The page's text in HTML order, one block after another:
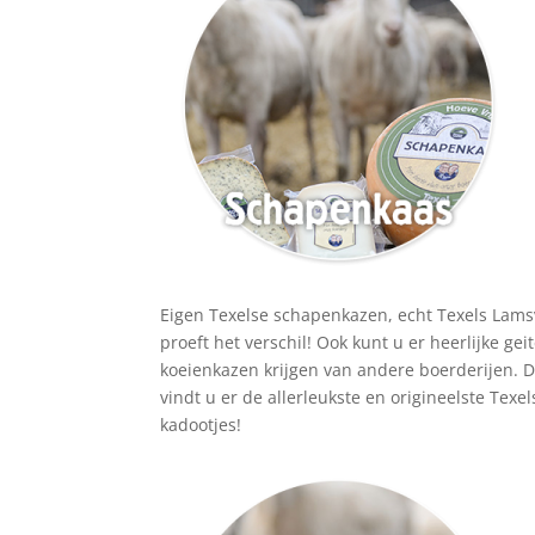
Eigen Texelse schapenkazen, echt Texels
proeft het verschil! Ook kunt u er heerlijke
koeienkazen krijgen van andere boerderijen.
vindt u er de allerleukste en origineelste
kadootjes!